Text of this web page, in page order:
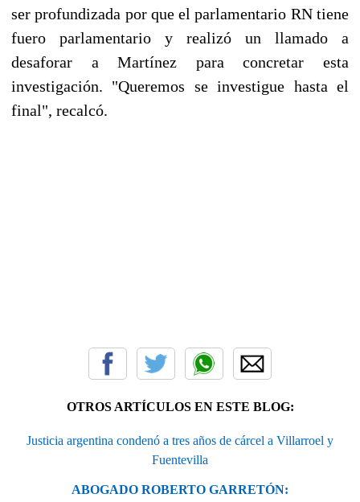
ser profundizada por que el parlamentario RN tiene
fuero parlamentario y realizó un llamado a
desaforar a Martínez para concretar esta
investigación. "Queremos se investigue hasta el
final", recalcó.
OTROS ARTÍCULOS EN ESTE BLOG:
Justicia argentina condenó a tres años de cárcel a Villarroel y
Fuentevilla
ABOGADO ROBERTO GARRETÓN: